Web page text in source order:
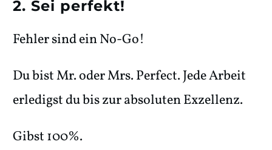
2. Sei perfekt!
Fehler sind ein No-Go!
Du bist Mr. oder Mrs. Perfect. Jede Arbeit
erledigst du bis zur absoluten Exzellenz.
Gibst 100%.